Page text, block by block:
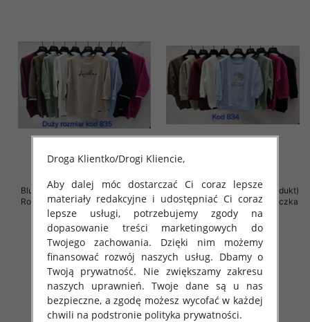
Bluzki damskie ( Turecki produkt)
Roz Standard , Mix Kolor .Paczka
10 szt
46.00 zł
szczegóły
Bluzki damskie ( Turecki produkt)
Roz Standard , Mix Kolor .Paczka
12 szt
43.00 zł
szczegóły
Droga Klientko/Drogi Kliencie,
Aby dalej móc dostarczać Ci coraz lepsze
materiały redakcyjne i udostępniać Ci coraz
lepsze usługi, potrzebujemy zgody na
dopasowanie treści marketingowych do
Twojego zachowania. Dzięki nim możemy
finansować rozwój naszych usług. Dbamy o
Twoją prywatność. Nie zwiększamy zakresu
naszych uprawnień. Twoje dane są u nas
bezpieczne, a zgodę możesz wycofać w każdej
chwili na podstronie polityka prywatności.